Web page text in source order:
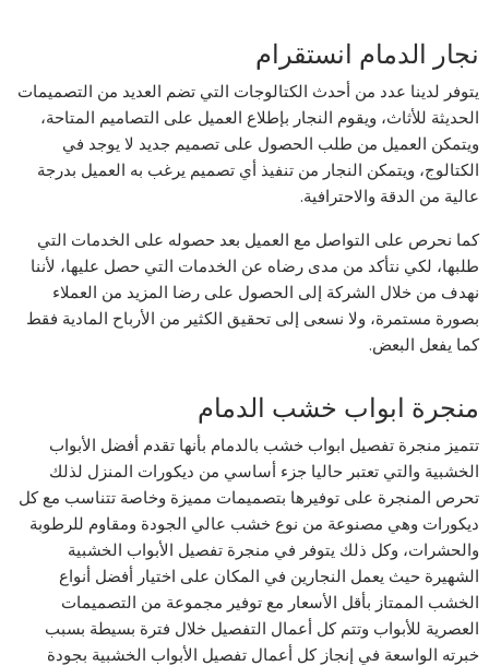
نجار الدمام انستقرام
يتوفر لدينا عدد من أحدث الكتالوجات التي تضم العديد من التصميمات
الحديثة للأثاث، ويقوم النجار بإطلاع العميل على التصاميم المتاحة،
ويتمكن العميل من طلب الحصول على تصميم جديد لا يوجد في
الكتالوج، ويتمكن النجار من تنفيذ أي تصميم يرغب به العميل بدرجة
عالية من الدقة والاحترافية.
كما نحرص على التواصل مع العميل بعد حصوله على الخدمات التي
طلبها، لكي نتأكد من مدى رضاه عن الخدمات التي حصل عليها، لأننا
نهدف من خلال الشركة إلى الحصول على رضا المزيد من العملاء
بصورة مستمرة، ولا نسعى إلى تحقيق الكثير من الأرباح المادية فقط
كما يفعل البعض.
منجرة ابواب خشب الدمام
تتميز منجرة تفصيل ابواب خشب بالدمام بأنها تقدم أفضل الأبواب
الخشبية والتي تعتبر حاليا جزء أساسي من ديكورات المنزل لذلك
تحرص المنجرة على توفيرها بتصميمات مميزة وخاصة تتناسب مع كل
ديكورات وهي مصنوعة من نوع خشب عالي الجودة ومقاوم للرطوبة
والحشرات، وكل ذلك يتوفر في منجرة تفصيل الأبواب الخشبية
الشهيرة حيث يعمل النجارين في المكان على اختيار أفضل أنواع
الخشب الممتاز بأقل الأسعار مع توفير مجموعة من التصميمات
العصرية للأبواب وتتم كل أعمال التفصيل خلال فترة بسيطة بسبب
خبرته الواسعة في إنجاز كل أعمال تفصيل الأبواب الخشبية بجودة